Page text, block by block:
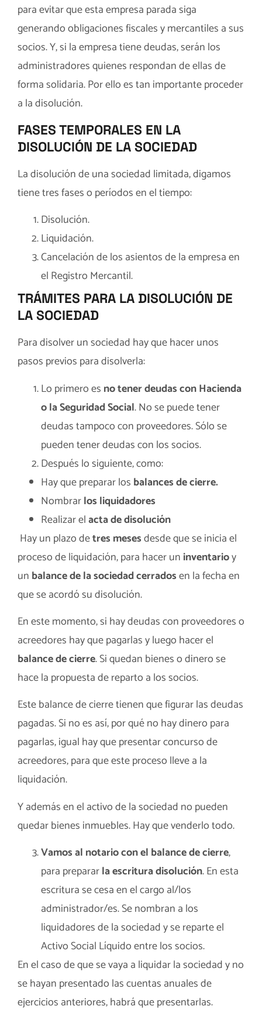
para evitar que esta empresa parada siga
generando obligaciones fiscales y mercantiles a sus
socios. Y, si la empresa tiene deudas, serán los
administradores quienes respondan de ellas de
forma solidaria. Por ello es tan importante proceder
a la disolución.
FASES TEMPORALES EN LA
DISOLUCIÓN DE LA SOCIEDAD
La disolución de una sociedad limitada, digamos
tiene tres fases o períodos en el tiempo:
Disolución.
Liquidación.
Cancelación de los asientos de la empresa en
el Registro Mercantil.
TRÁMITES PARA LA DISOLUCIÓN DE
LA SOCIEDAD
Para disolver un sociedad hay que hacer unos
pasos previos para disolverla:
Lo primero es no tener deudas con Hacienda
o la Seguridad Social. No se puede tener
deudas tampoco con proveedores. Sólo se
pueden tener deudas con los socios.
Después lo siguiente, como:
Hay que preparar los balances de cierre.
Nombrarlos liquidadores
Realizar elacta de disolución
Hay un plazo detres mesesdesde que se inicia el
proceso de liquidación, para hacer un inventarioy
un balancede la sociedad cerradosen la fecha en
que se acordó su disolución.
En este momento, si hay deudas con proveedores o
acreedores hay que pagarlas y luego hacer el
balance de cierre. Si quedan bienes o dinero se
hace la propuesta de reparto a los socios.
Este balance de cierre tienen que figurar las deudas
pagadas. Si no es así, por qué no hay dinero para
pagarlas, igual hay que presentar concurso de
acreedores, para que este proceso lleve a la
liquidación.
Y además en el activo de la sociedad no pueden
quedar bienes inmuebles. Hay que venderlo todo.
Vamos al notario con el balance de cierre,
para prepararla escritura disolución. En esta
escritura se cesa en el cargo al/los
administrador/es. Se nombran a los
liquidadores de la sociedad y se reparte el
Activo Social Líquido entre los socios.
En el caso de que se vaya a liquidar la sociedad y no
se hayan presentado las cuentas anuales de
ejercicios anteriores, habrá que presentarlas.